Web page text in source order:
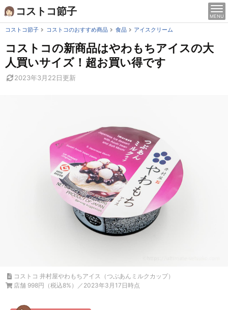
Skip
to
content
コストコ節子 MENU
コストコ節子 コストコのおすすめ商品 食品 アイスクリーム
コストコの新商品はやわもちアイスの大
人買いサイズ！超お買い得です
2023年3月22日更新
コストコ 井村屋やわもちアイス（つぶあんミルクカップ）
店舗 998円（税込8%）／2023年3月17日時点